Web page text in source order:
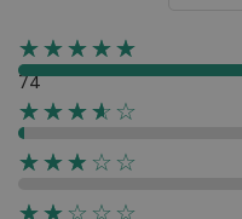
☆☆☆☆☆
★★★★★
74
☆☆☆☆☆
★★★★
☆☆☆☆☆
★★★